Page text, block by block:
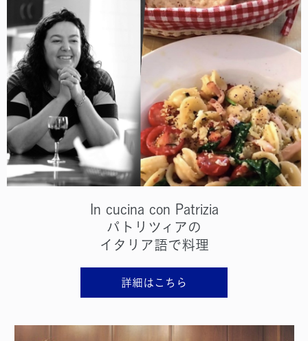
In cucina con Patrizia
パトリツィアの
イタリア語で料理
詳細はこちら